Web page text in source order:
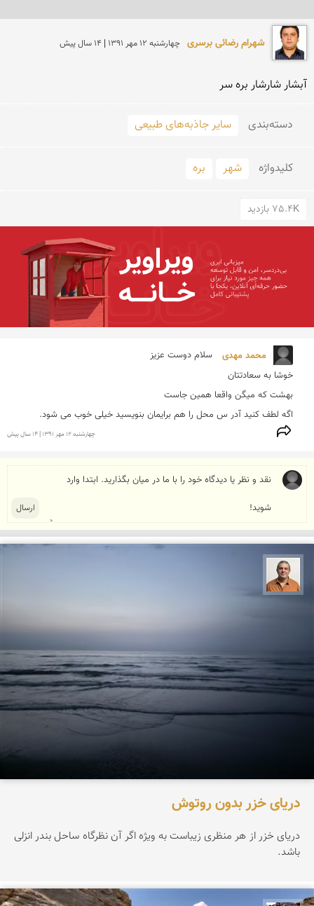
شهرام رضائی برسری چهارشنبه 12 مهر 1391 | 14 سال پیش
آبشار شارشار بره سر
دسته‌بندی سایر جاذبه‌های طبیعی
کلید‌واژه شهر بره
75.4K بازدید
محمد مهدی
اگه لطف كنید آدر س محل را هم برایمان بنویسید خیلی خوب می شود.
چهارشنبه 12 مهر 1391 | 14 سال پیش
دریای خزر بدون روتوش
دریای خزر از هر منظری زیباست به ویژه اگر آن نظرگاه ساحل بندر انزلی
باشد.